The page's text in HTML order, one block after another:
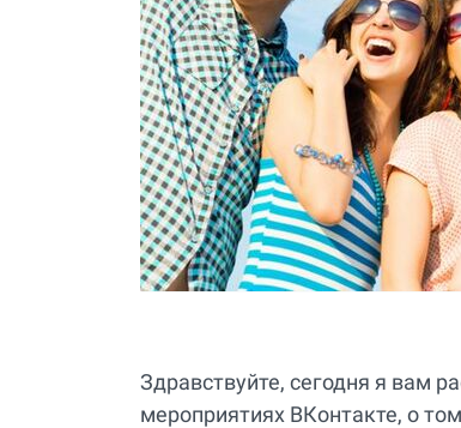
Здравствуйте, сегодня я вам
мероприятиях ВКонтакте, о